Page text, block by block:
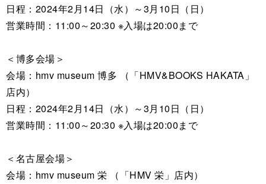
日程：2024年2月14日（水）～3月10日（日）
営業時間：11:00～20:30 ※入場は20:00まで
＜博多会場＞
会場：hmv museum 博多 （「HMV&BOOKS HAKATA」
店内）
日程：2024年2月14日（水）～3月10日（日）
営業時間：11:00～20:30 ※入場は20:00まで
＜名古屋会場＞
会場：hmv museum 栄 （「HMV 栄」店内）